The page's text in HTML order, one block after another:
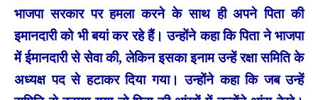
भाजपा सरकार पर हमला करने के साथ ही अपने पिता की
इमानदारी को भी बयां कर रहे हैं। उन्होंने कहा कि पिता ने भाजपा
में ईमानदारी से सेवा की, लेकिन इसका इनाम उन्हें रक्षा समिति के
अध्यक्ष पद से हटाकर दिया गया। उन्होंने कहा कि जब उन्हें